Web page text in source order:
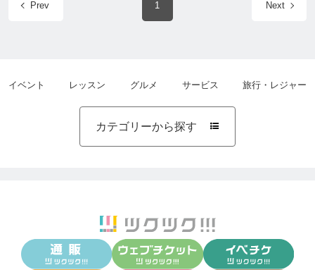
Prev 1 Next
イベント レッスン グルメ サービス 旅行・レジャー
カテゴリーから探す 